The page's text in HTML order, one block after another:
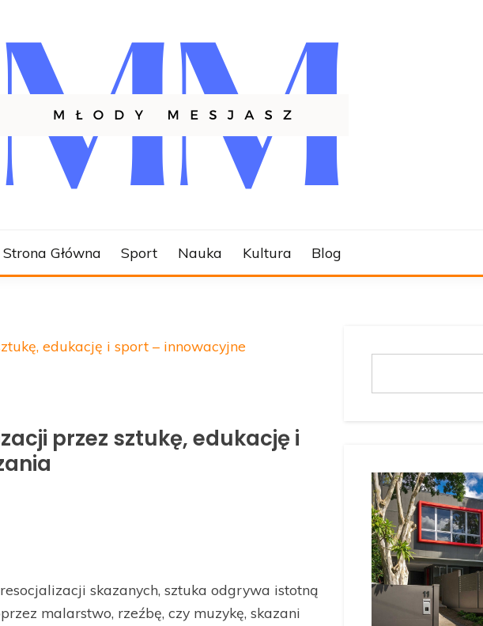
Strona Główna Sport Nauka Kultura Blog
edukację i sport – innowacyjne
przez sztukę, edukację i
skazanych, sztuka odgrywa istotną
malarstwo, rzeźbę, czy muzykę, skazani